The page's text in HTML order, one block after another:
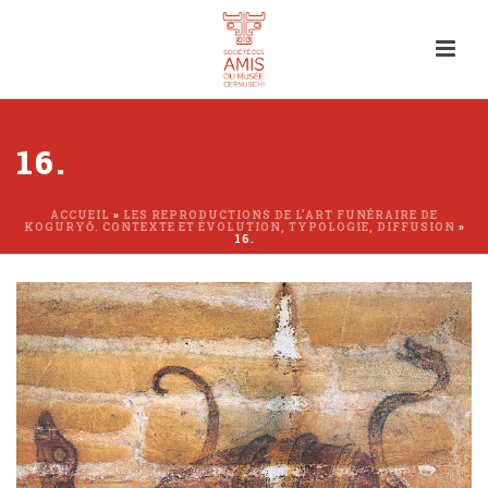
16.
ACCUEIL » LES REPRODUCTIONS DE L’ART FUNÉRAIRE DE
KOGURYŎ. CONTEXTE ET ÉVOLUTION, TYPOLOGIE, DIFFUSION »
16.